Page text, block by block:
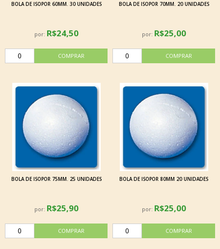
BOLA DE ISOPOR 60MM. 30 UNIDADES
por: R$24,50
BOLA DE ISOPOR 70MM. 20 UNIDADES
por: R$25,00
BOLA DE ISOPOR 75MM. 25 UNIDADES
por: R$25,90
BOLA DE ISOPOR 80MM 20 UNIDADES
por: R$25,00